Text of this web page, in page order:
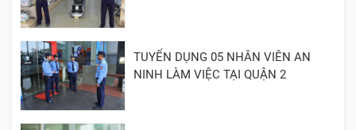
TUYỂN DỤNG 05 NHÂN VIÊN AN
NINH LÀM VIỆC TẠI QUẬN 2